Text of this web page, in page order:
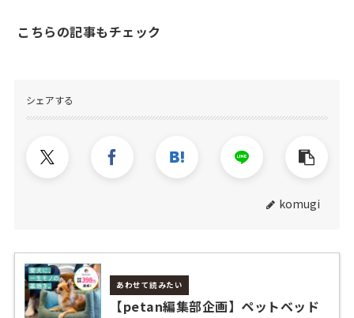
こちらの記事もチェック
シェアする
komugi
あわせて読みたい
【petan編集部企画】ペットベッド